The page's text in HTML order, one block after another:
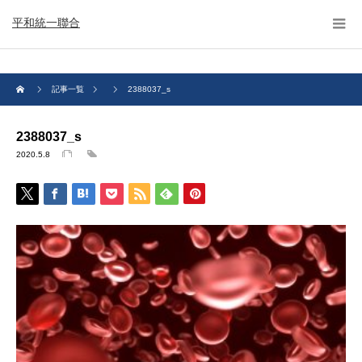
平和統一聯合
記事一覧 2388037_s
2388037_s
2020.5.8